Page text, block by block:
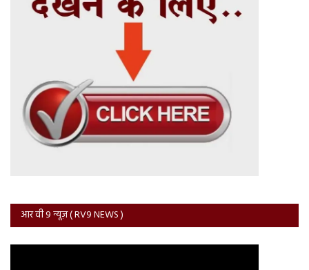
आर वी 9 न्यूज़ ( RV9 NEWS )